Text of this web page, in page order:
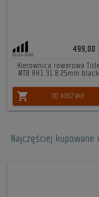
Duża ilość
499,00
Kierownica rowerowa Title
MTB AH1 31.8 25mm black
shopping_cart DO KOSZYKA
Najczęściej